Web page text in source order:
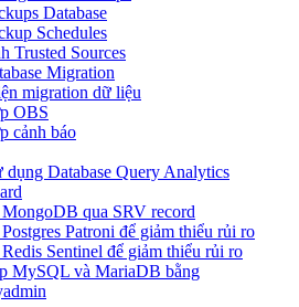
Database
Schedules
Trusted Sources
Migration
migration dữ liệu
OBS
cảnh báo
dụng Database Query Analytics
qua SRV record
Patroni để giảm thiểu rủi ro
Sentinel để giảm thiểu rủi ro
MySQL và MariaDB bằng